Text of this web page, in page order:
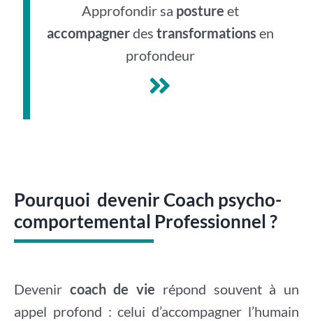
Approfondir sa posture et
accompagnerdes transformations en
profondeur
Pourquoi devenir Coach psycho-
comportemental Professionnel ?
Devenir coach de vie répond souvent à un
appel profond : celui d’accompagner l’humain